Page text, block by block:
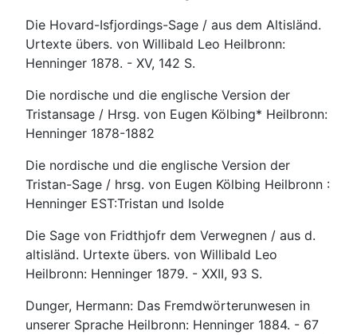
Die Hovard-Isfjordings-Sage / aus dem Altisländ.
Urtexte übers. von Willibald Leo Heilbronn:
Henninger 1878. - XV, 142 S.
Die nordische und die englische Version der
Tristansage / Hrsg. von Eugen Kölbing* Heilbronn:
Henninger 1878-1882
Die nordische und die englische Version der
Tristan-Sage / hrsg. von Eugen Kölbing Heilbronn :
Henninger EST:Tristan und Isolde
Die Sage von Fridthjofr dem Verwegnen / aus d.
altisländ. Urtexte übers. von Willibald Leo
Heilbronn: Henninger 1879. - XXII, 93 S.
Dunger, Hermann: Das Fremdwörterunwesen in
unserer Sprache Heilbronn: Henninger 1884. - 67